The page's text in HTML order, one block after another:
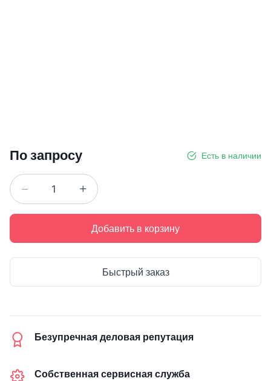
По запросу Есть в наличии
Добавить в корзину
Быстрый заказ
Безупречная деловая репутация
Собственная сервисная служба